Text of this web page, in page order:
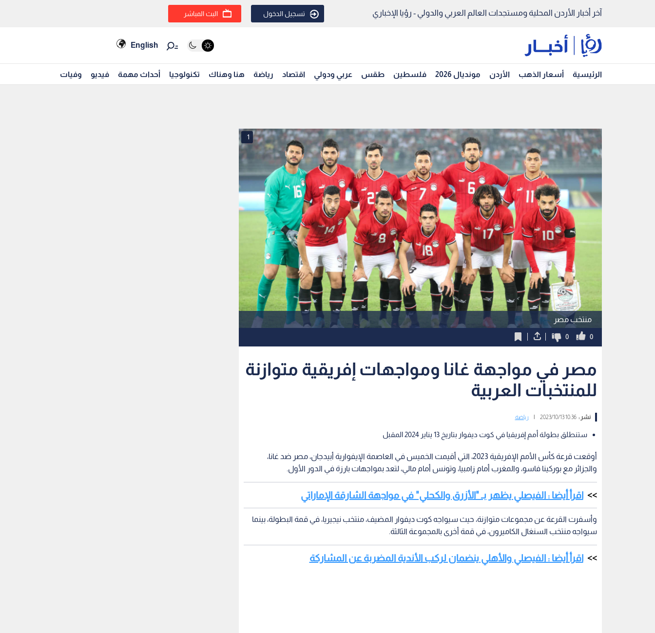
آخر أخبار الأردن المحلية ومستجدات العالم العربي والدولي - رؤيا الإخباري تسجيل الدخول البث المباشر
English
الرئيسية أسعار الذهب الأردن مونديال 2026 فلسطين طقس عربي ودولي اقتصاد رياضة هنا وهناك تكنولوجيا أحداث مهمة فيديو وفيات
منتخب مصر
1
0
0
مصر في مواجهة غانا ومواجهات إفريقية متوازنة
للمنتخبات العربية
نشر :10:36 2023/10/13 رياضة
ستنطلق بطولة أمم إفريقيا في كوت ديفوار بتاريخ 13 يناير 2024 المقبل
أوقعت قرعة كأس الأمم الإفريقية 2023، التي أقيمت الخميس في العاصمة الإيفوارية أبيدجان، مصر ضد غانا،
والجزائر مع بوركينا فاسو، والمغرب أمام زامبيا، وتونس أمام مالي، لتعد بمواجهات بارزة في الدور الأول.
اقرأ أيضا : الفيصلي يظهر بـ "الأزرق والكحلي" في مواجهة الشارقة الإماراتي
وأسفرت القرعة عن مجموعات متوازنة، حيث سيواجه كوت ديفوار المضيف، منتخب نيجيريا، في قمة البطولة، بينما
سيواجه منتخب السنغال الكاميرون، في قمة أخرى بالمجموعة الثالثة.
اقرأ أيضا : الفيصلي والأهلي ينضمان لركب الأندية المضربة عن المشاركة